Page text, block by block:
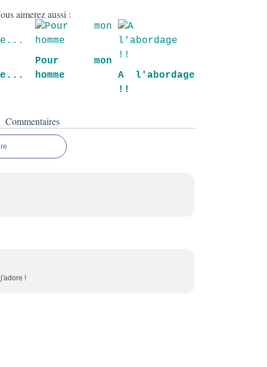
aimerez aussi :
Pour mon
homme
A l'abordage
!!
Commentaires
!